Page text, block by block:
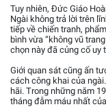
Tuy nhiên, Đức Giáo
Ngài không trả lời trên
tiếp về chiến tranh,
bình vừa “không vũ
chọn này đã củng cố uy
Giới quan sát cũng ấn
cách công khai của
hãi. Trong những năm
tháng đẫm máu nhất